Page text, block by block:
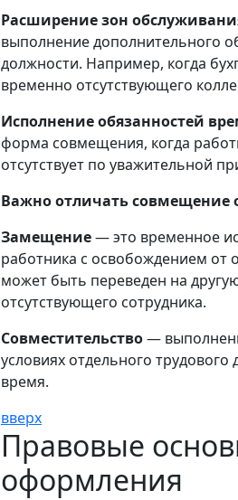
Расширение зон
выполнение дополнительного
должности. Например, когда
временно отсутствующего
Исполнение обязанностей
форма совмещения, когда
отсутствует по уважительной
Важно отличать совмещение
Замещение— это временное
работника с освобождением от
может быть переведен на
отсутствующего сотрудника.
Совместительство—
условиях отдельного
время.
вверх
Правовые
оформления